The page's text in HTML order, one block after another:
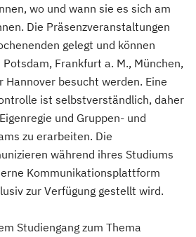
wo und wann sie es sich am
Die Präsenzveranstaltungen
gelegt und können
Frankfurt a. M., München,
Hannover besucht werden. Eine
ist selbstverständlich, daher
und Gruppen- und
zu erarbeiten. Die
während ihres Studiums
Kommunikationsplattform
zur Verfügung gestellt wird.
Studiengang zum Thema